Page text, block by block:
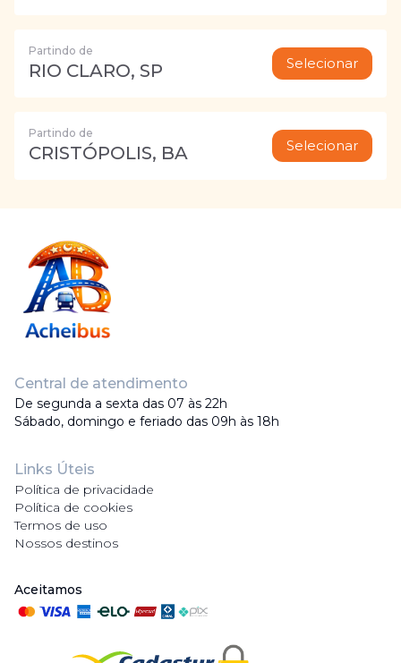
Partindo de
RIO CLARO, SP Selecionar
Partindo de
CRISTÓPOLIS, BA Selecionar
Central de atendimento
De segunda a sexta das 07 às 22h
Sábado, domingo e feriado das 09h às 18h
Links Úteis
Política de privacidade
Política de cookies
Termos de uso
Nossos destinos
Aceitamos